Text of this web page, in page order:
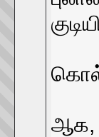
ஆக,